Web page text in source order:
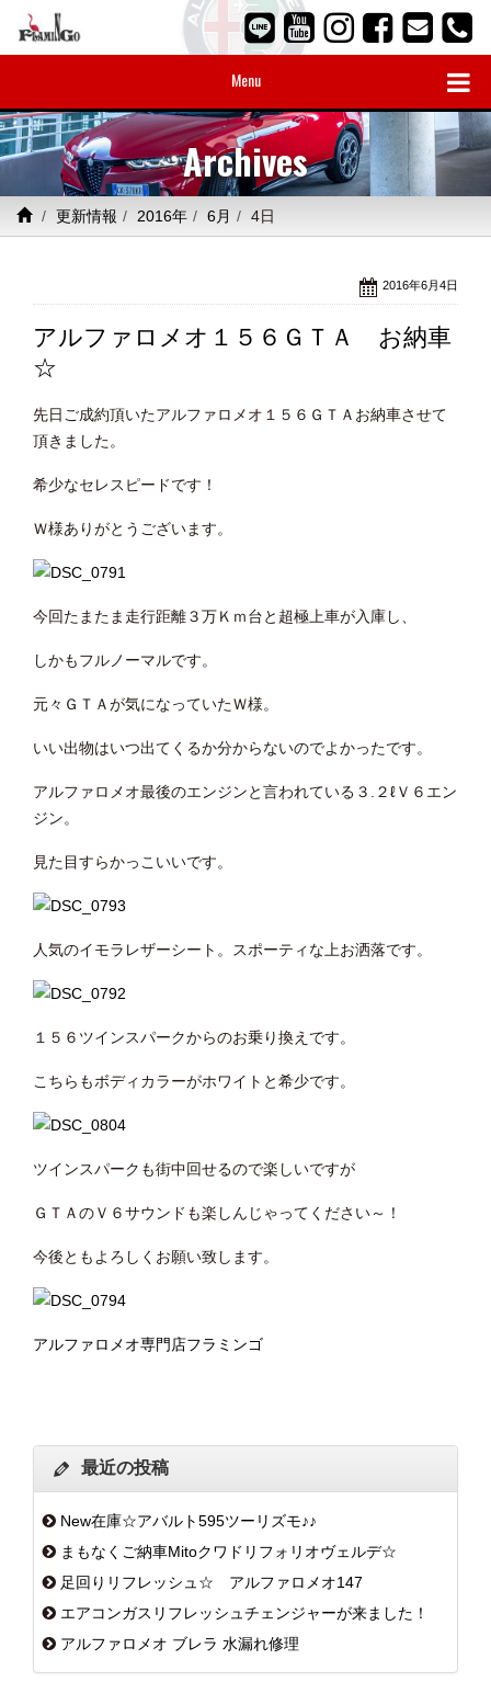
Menu
Archives
更新情報 2016年 6月 4日
2016年6月4日
アルファロメオ１５６ＧＴＡ お納車
☆
先日ご成約頂いたアルファロメオ１５６ＧＴＡお納車させて
頂きました。
希少なセレスピードです！
Ｗ様ありがとうございます。
今回たまたま走行距離３万Ｋｍ台と超極上車が入庫し、
しかもフルノーマルです。
元々ＧＴＡが気になっていたＷ様。
いい出物はいつ出てくるか分からないのでよかったです。
アルファロメオ最後のエンジンと言われている３.２ℓＶ６エン
ジン。
見た目すらかっこいいです。
人気のイモラレザーシート。スポーティな上お洒落です。
１５６ツインスパークからのお乗り換えです。
こちらもボディカラーがホワイトと希少です。
ツインスパークも街中回せるので楽しいですが
ＧＴＡのＶ６サウンドも楽しんじゃってください～！
今後ともよろしくお願い致します。
アルファロメオ専門店フラミンゴ
最近の投稿
New在庫☆アバルト595ツーリズモ♪♪
まもなくご納車Mitoクワドリフォリオヴェルデ☆
足回りリフレッシュ☆ アルファロメオ147
エアコンガスリフレッシュチェンジャーが来ました！
アルファロメオ ブレラ 水漏れ修理